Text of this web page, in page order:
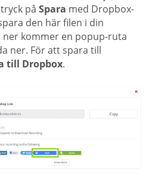
på Spara med Dropbox-
den här filen i din
kommer en popup-ruta
ner. För att spara till
till Dropbox.